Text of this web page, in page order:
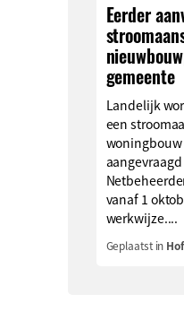
Eerder
gemeente
Landelijk
een
woningbouw
vanaf 1
werkwijze....
Geplaatst in